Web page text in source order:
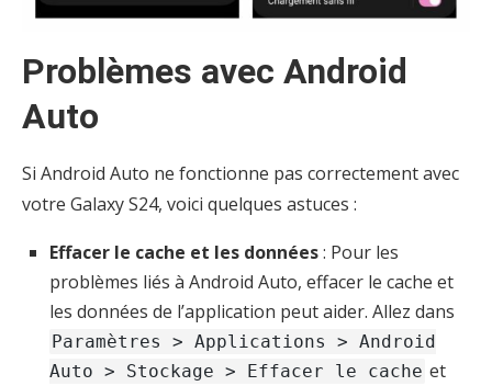
Problèmes avec Android
Auto
Si Android Auto ne fonctionne pas correctement avec
votre Galaxy S24, voici quelques astuces :
Effacer le cache et les données: Pour les
problèmes liés à Android Auto, effacer le cache et
les données de l’application peut aider. Allez dans
Paramètres > Applications > Android
Auto > Stockage > Effacer le cache et